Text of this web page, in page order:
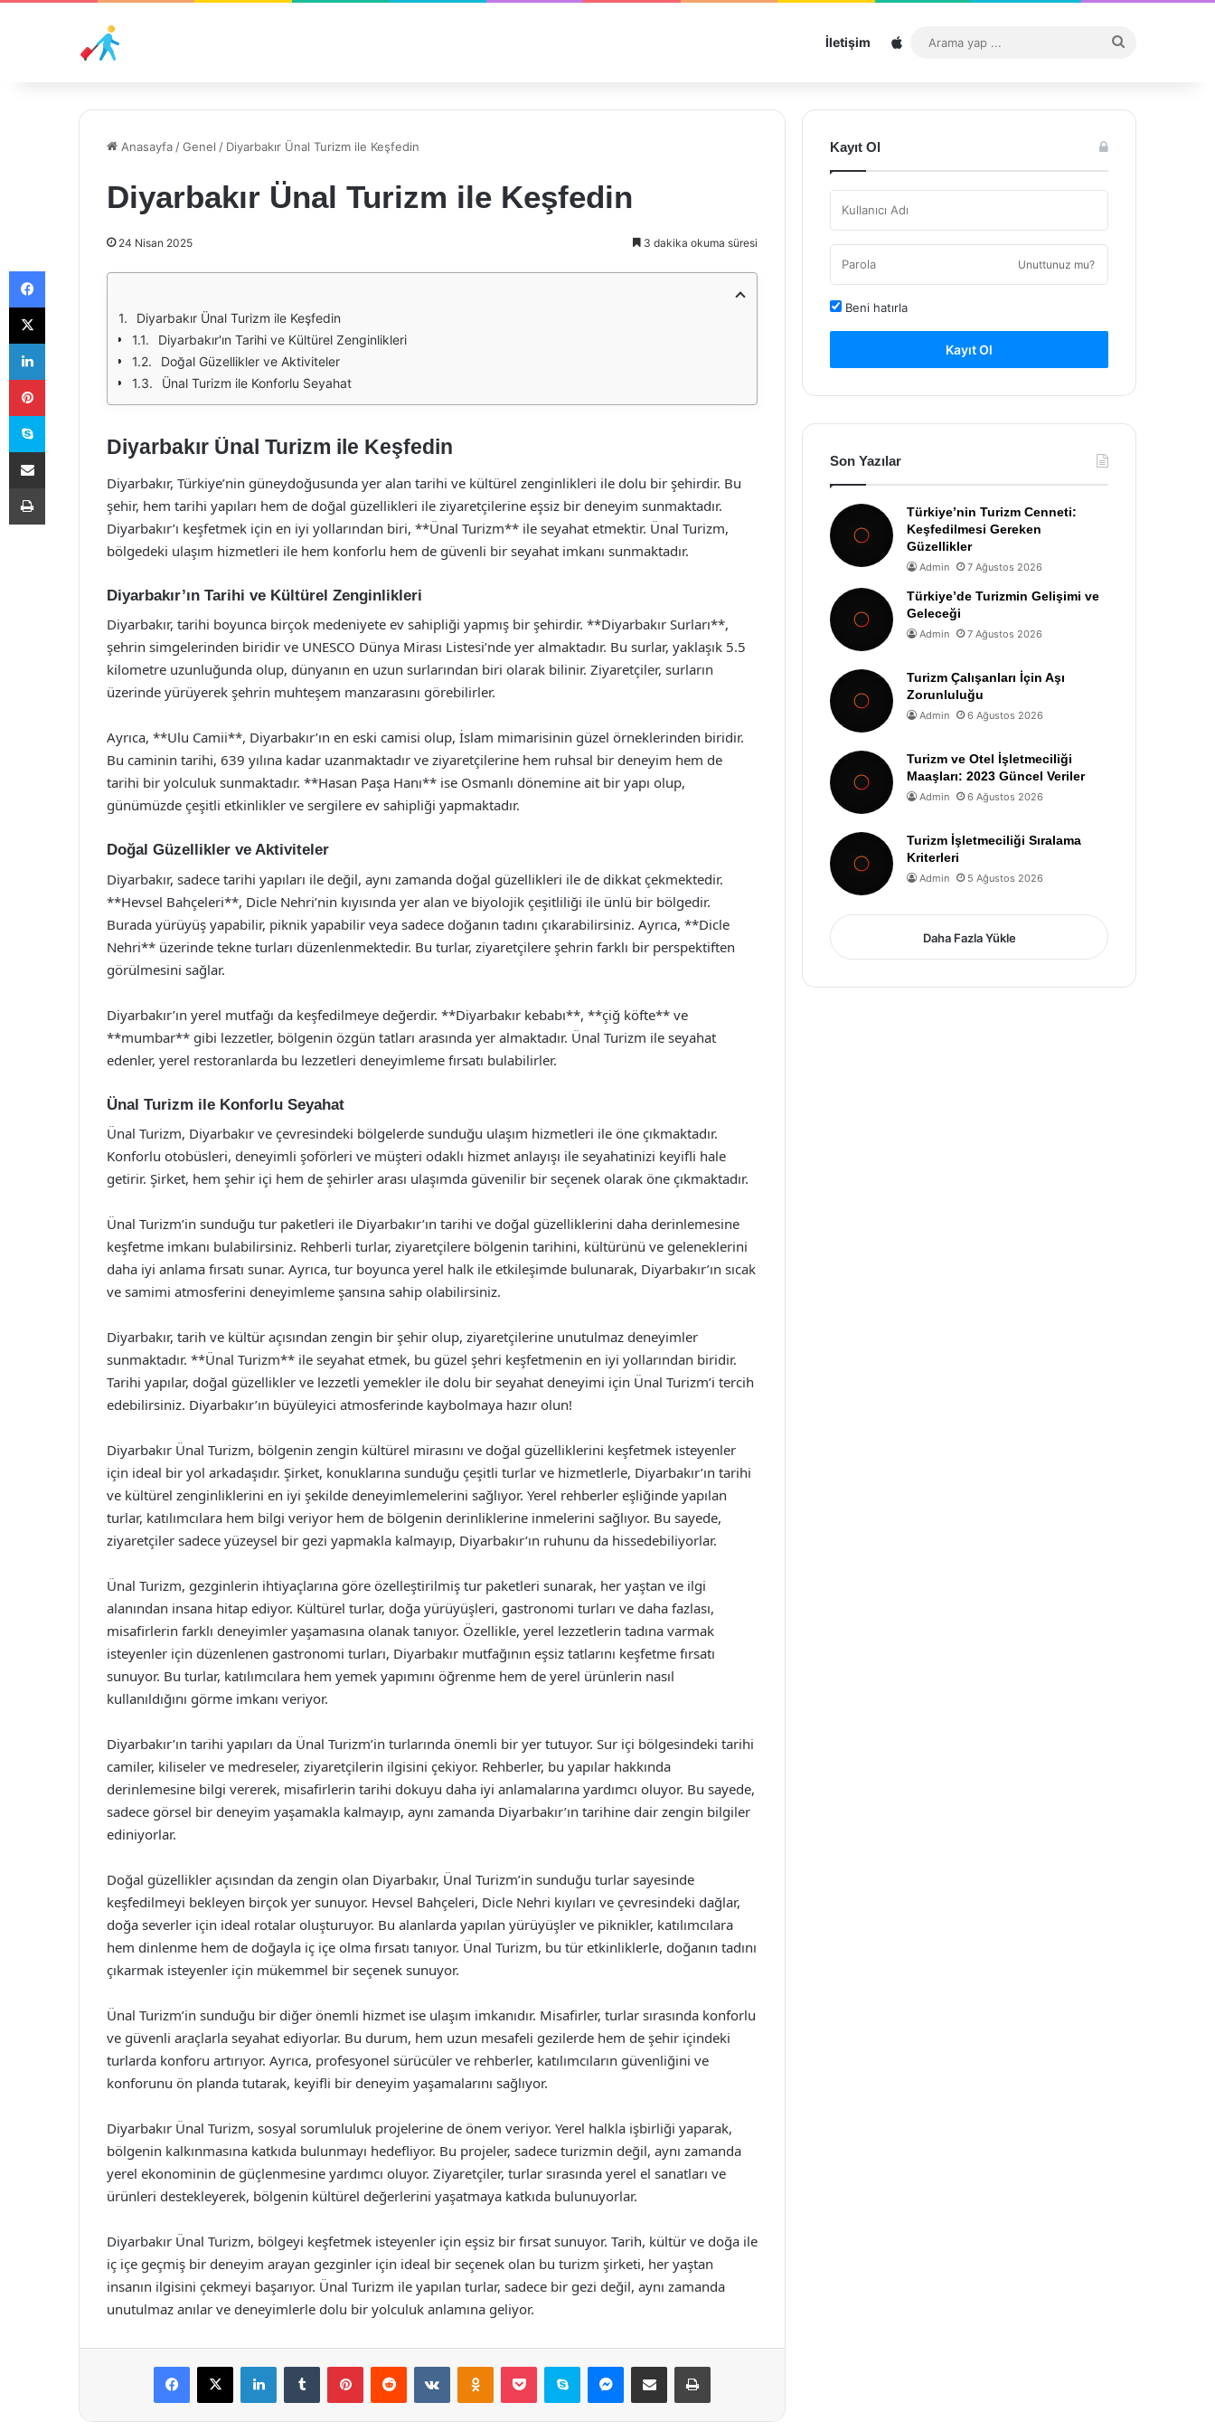
İletişim Sitemap
...
Anasayfa /Genel / Diyarbakır Ünal Turizm ile Keşfedin
Diyarbakır Ünal Turizm ile Keşfedin
24 Nisan 2025 3 dakika okuma süresi
Diyarbakır Ünal Turizm ile Keşfedin
Diyarbakır'ın Tarihi ve Kültürel Zenginlikleri
Doğal Güzellikler ve Aktiviteler
Ünal Turizm ile Konforlu Seyahat
Diyarbakır Ünal Turizm ile Keşfedin
Diyarbakır, Türkiye’nin güneydoğusunda yer alan tarihi ve kültürel zenginlikleri ile dolu bir şehirdir. Bu
şehir, hem tarihi yapıları hem de doğal güzellikleri ile ziyaretçilerine eşsiz bir deneyim sunmaktadır.
Diyarbakır’ı keşfetmek için en iyi yollarından biri, **Ünal Turizm** ile seyahat etmektir. Ünal Turizm,
bölgedeki ulaşım hizmetleri ile hem konforlu hem de güvenli bir seyahat imkanı sunmaktadır.
Diyarbakır’ın Tarihi ve Kültürel Zenginlikleri
Diyarbakır, tarihi boyunca birçok medeniyete ev sahipliği yapmış bir şehirdir. **Diyarbakır Surları**,
şehrin simgelerinden biridir ve UNESCO Dünya Mirası Listesi’nde yer almaktadır. Bu surlar, yaklaşık 5.5
kilometre uzunluğunda olup, dünyanın en uzun surlarından biri olarak bilinir. Ziyaretçiler, surların
üzerinde yürüyerek şehrin muhteşem manzarasını görebilirler.
Ayrıca, **Ulu Camii**, Diyarbakır’ın en eski camisi olup, İslam mimarisinin güzel örneklerinden biridir.
Bu caminin tarihi, 639 yılına kadar uzanmaktadır ve ziyaretçilerine hem ruhsal bir deneyim hem de
tarihi bir yolculuk sunmaktadır. **Hasan Paşa Hanı** ise Osmanlı dönemine ait bir yapı olup,
günümüzde çeşitli etkinlikler ve sergilere ev sahipliği yapmaktadır.
Doğal Güzellikler ve Aktiviteler
Diyarbakır, sadece tarihi yapıları ile değil, aynı zamanda doğal güzellikleri ile de dikkat çekmektedir.
**Hevsel Bahçeleri**, Dicle Nehri’nin kıyısında yer alan ve biyolojik çeşitliliği ile ünlü bir bölgedir.
Burada yürüyüş yapabilir, piknik yapabilir veya sadece doğanın tadını çıkarabilirsiniz. Ayrıca, **Dicle
Nehri** üzerinde tekne turları düzenlenmektedir. Bu turlar, ziyaretçilere şehrin farklı bir perspektiften
görülmesini sağlar.
Diyarbakır’ın yerel mutfağı da keşfedilmeye değerdir. **Diyarbakır kebabı**, **çiğ köfte** ve
**mumbar** gibi lezzetler, bölgenin özgün tatları arasında yer almaktadır. Ünal Turizm ile seyahat
edenler, yerel restoranlarda bu lezzetleri deneyimleme fırsatı bulabilirler.
Ünal Turizm ile Konforlu Seyahat
Ünal Turizm, Diyarbakır ve çevresindeki bölgelerde sunduğu ulaşım hizmetleri ile öne çıkmaktadır.
Konforlu otobüsleri, deneyimli şoförleri ve müşteri odaklı hizmet anlayışı ile seyahatinizi keyifli hale
getirir. Şirket, hem şehir içi hem de şehirler arası ulaşımda güvenilir bir seçenek olarak öne çıkmaktadır.
Ünal Turizm’in sunduğu tur paketleri ile Diyarbakır’ın tarihi ve doğal güzelliklerini daha derinlemesine
keşfetme imkanı bulabilirsiniz. Rehberli turlar, ziyaretçilere bölgenin tarihini, kültürünü ve geleneklerini
daha iyi anlama fırsatı sunar. Ayrıca, tur boyunca yerel halk ile etkileşimde bulunarak, Diyarbakır’ın sıcak
ve samimi atmosferini deneyimleme şansına sahip olabilirsiniz.
Diyarbakır, tarih ve kültür açısından zengin bir şehir olup, ziyaretçilerine unutulmaz deneyimler
sunmaktadır. **Ünal Turizm** ile seyahat etmek, bu güzel şehri keşfetmenin en iyi yollarından biridir.
Tarihi yapılar, doğal güzellikler ve lezzetli yemekler ile dolu bir seyahat deneyimi için Ünal Turizm’i tercih
edebilirsiniz. Diyarbakır’ın büyüleyici atmosferinde kaybolmaya hazır olun!
Diyarbakır Ünal Turizm, bölgenin zengin kültürel mirasını ve doğal güzelliklerini keşfetmek isteyenler
için ideal bir yol arkadaşıdır. Şirket, konuklarına sunduğu çeşitli turlar ve hizmetlerle, Diyarbakır’ın tarihi
ve kültürel zenginliklerini en iyi şekilde deneyimlemelerini sağlıyor. Yerel rehberler eşliğinde yapılan
turlar, katılımcılara hem bilgi veriyor hem de bölgenin derinliklerine inmelerini sağlıyor. Bu sayede,
ziyaretçiler sadece yüzeysel bir gezi yapmakla kalmayıp, Diyarbakır’ın ruhunu da hissedebiliyorlar.
Ünal Turizm, gezginlerin ihtiyaçlarına göre özelleştirilmiş tur paketleri sunarak, her yaştan ve ilgi
alanından insana hitap ediyor. Kültürel turlar, doğa yürüyüşleri, gastronomi turları ve daha fazlası,
misafirlerin farklı deneyimler yaşamasına olanak tanıyor. Özellikle, yerel lezzetlerin tadına varmak
isteyenler için düzenlenen gastronomi turları, Diyarbakır mutfağının eşsiz tatlarını keşfetme fırsatı
sunuyor. Bu turlar, katılımcılara hem yemek yapımını öğrenme hem de yerel ürünlerin nasıl
kullanıldığını görme imkanı veriyor.
Diyarbakır’ın tarihi yapıları da Ünal Turizm’in turlarında önemli bir yer tutuyor. Sur içi bölgesindeki tarihi
camiler, kiliseler ve medreseler, ziyaretçilerin ilgisini çekiyor. Rehberler, bu yapılar hakkında
derinlemesine bilgi vererek, misafirlerin tarihi dokuyu daha iyi anlamalarına yardımcı oluyor. Bu sayede,
sadece görsel bir deneyim yaşamakla kalmayıp, aynı zamanda Diyarbakır’ın tarihine dair zengin bilgiler
ediniyorlar.
Doğal güzellikler açısından da zengin olan Diyarbakır, Ünal Turizm’in sunduğu turlar sayesinde
keşfedilmeyi bekleyen birçok yer sunuyor. Hevsel Bahçeleri, Dicle Nehri kıyıları ve çevresindeki dağlar,
doğa severler için ideal rotalar oluşturuyor. Bu alanlarda yapılan yürüyüşler ve piknikler, katılımcılara
hem dinlenme hem de doğayla iç içe olma fırsatı tanıyor. Ünal Turizm, bu tür etkinliklerle, doğanın tadını
çıkarmak isteyenler için mükemmel bir seçenek sunuyor.
Ünal Turizm’in sunduğu bir diğer önemli hizmet ise ulaşım imkanıdır. Misafirler, turlar sırasında konforlu
ve güvenli araçlarla seyahat ediyorlar. Bu durum, hem uzun mesafeli gezilerde hem de şehir içindeki
turlarda konforu artırıyor. Ayrıca, profesyonel sürücüler ve rehberler, katılımcıların güvenliğini ve
konforunu ön planda tutarak, keyifli bir deneyim yaşamalarını sağlıyor.
Diyarbakır Ünal Turizm, sosyal sorumluluk projelerine de önem veriyor. Yerel halkla işbirliği yaparak,
bölgenin kalkınmasına katkıda bulunmayı hedefliyor. Bu projeler, sadece turizmin değil, aynı zamanda
yerel ekonominin de güçlenmesine yardımcı oluyor. Ziyaretçiler, turlar sırasında yerel el sanatları ve
ürünleri destekleyerek, bölgenin kültürel değerlerini yaşatmaya katkıda bulunuyorlar.
Diyarbakır Ünal Turizm, bölgeyi keşfetmek isteyenler için eşsiz bir fırsat sunuyor. Tarih, kültür ve doğa ile
iç içe geçmiş bir deneyim arayan gezginler için ideal bir seçenek olan bu turizm şirketi, her yaştan
insanın ilgisini çekmeyi başarıyor. Ünal Turizm ile yapılan turlar, sadece bir gezi değil, aynı zamanda
unutulmaz anılar ve deneyimlerle dolu bir yolculuk anlamına geliyor.
Facebook
X LinkedInTumblr PinterestReddit VKontakteOdnoklassniki
Pocket Skype Messenger
E-Posta ile paylaş Yazdır
Kayıt Ol
Unuttunuz mu?
Beni hatırla
Kayıt Ol
Son Yazılar
Türkiye’nin Turizm Cenneti:
Keşfedilmesi Gereken
Güzellikler
Admin 7 Ağustos 2026
Türkiye’de Turizmin Gelişimi ve
Geleceği
Admin 7 Ağustos 2026
Turizm Çalışanları İçin Aşı
Zorunluluğu
Admin 6 Ağustos 2026
Turizm ve Otel İşletmeciliği
Maaşları: 2023 Güncel Veriler
Admin 6 Ağustos 2026
Turizm İşletmeciliği Sıralama
Kriterleri
Admin 5 Ağustos 2026
Daha Fazla Yükle
Facebook
X
LinkedIn
Pinterest
Skype
E-Posta ile paylaş